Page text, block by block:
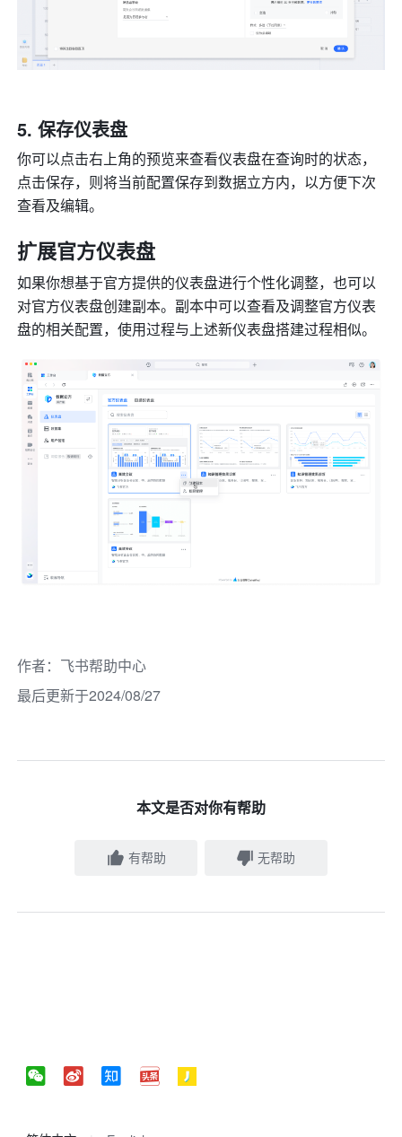
保存仪表盘
你可以点击右上角的预览来查看仪表盘在查询时的状态，
点击保存，则将当前配置保存到数据立方内，以方便下次
查看及编辑。
扩展官方仪表盘
如果你想基于官方提供的仪表盘进行个性化调整，也可以
对官方仪表盘创建副本。副本中可以查看及调整官方仪表
盘的相关配置，使用过程与上述新仪表盘搭建过程相似。
作者： 飞书帮助中心
最后更新于2024/08/27
本文是否对你有帮助
有帮助 无帮助